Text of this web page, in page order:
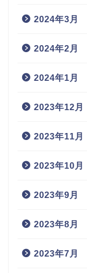
2024年3月
2024年2月
2024年1月
2023年12月
2023年11月
2023年10月
2023年9月
2023年8月
2023年7月